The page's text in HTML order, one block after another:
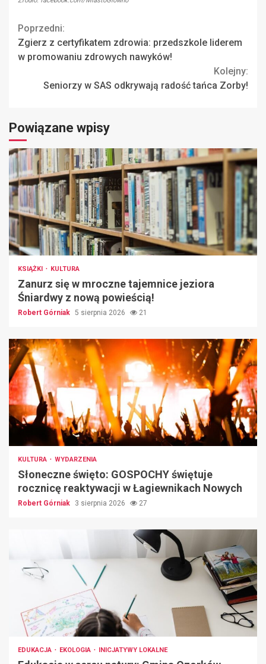
Continue
Reading
Poprzedni:
Zgierz z certyfikatem zdrowia: przedszkole liderem
w promowaniu zdrowych nawyków!
Kolejny:
Seniorzy w SAS odkrywają radość tańca Zorby!
Powiązane wpisy
KSIĄŻKI KULTURA
Zanurz się w mroczne tajemnice jeziora
Śniardwy z nową powieścią!
Robert Górniak 5 sierpnia 2026 21
KULTURA WYDARZENIA
Słoneczne święto: GOSPOCHY świętuje
rocznicę reaktywacji w Łagiewnikach Nowych
Robert Górniak 3 sierpnia 2026 27
EDUKACJA EKOLOGIA INICJATYWY LOKALNE